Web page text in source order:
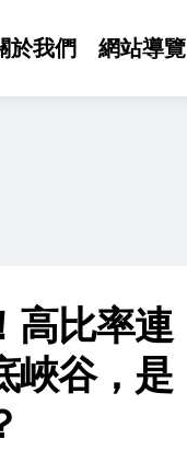
於我們 網站導覽
高比率連
峽谷，是